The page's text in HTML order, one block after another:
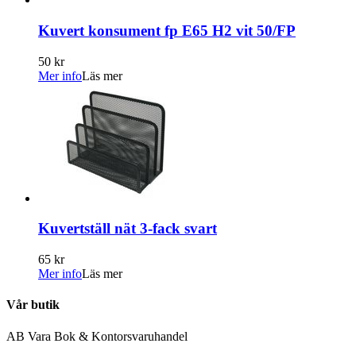
Kuvert konsument fp E65 H2 vit 50/FP
50 kr
Mer infoLäs mer
Kuvertställ nät 3-fack svart
65 kr
Mer infoLäs mer
Vår butik
AB Vara Bok & Kontorsvaruhandel